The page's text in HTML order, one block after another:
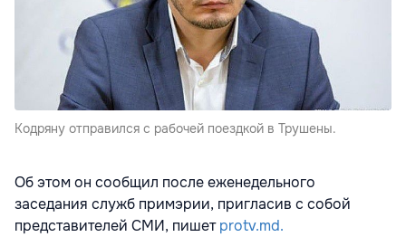
Кодряну отправился с рабочей поездкой в Трушены.
Об этом он сообщил после еженедельного
заседания служб примэрии, пригласив с собой
представителей СМИ, пишетprotv.md.